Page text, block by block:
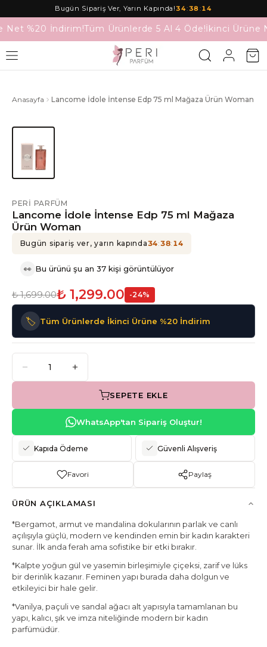
Bugün Sipariş Ver, Yarın Kapında!34:38:14
Net %20 İndirim!Tüm Ürünlerde 5 Al 4 Öde!İkinci Ürüne
Anasayfa Lancome İdole İntense Edp 75 ml Mağaza Ürün Woman
PERI PARFÜM
Lancome İdole İntense Edp 75 ml Mağaza
Ürün Woman
Bugün sipariş ver, yarın kapında34:38: 14
👀 Bu ürünü şu an 37 kişi görüntülüyor
₺ 1,699.00₺ 1,299.00 -24%
🏷️ Tüm Ürünlerde İkinci Ürüne %20 İndirim
SEPETE EKLE
WhatsApp'tan Sipariş Oluştur!
Kapıda Ödeme Güvenli Alışveriş
Favori Paylaş
ÜRÜN AÇIKLAMASI
*Bergamot, armut ve mandalina dokularının parlak ve canlı
açılışıyla güçlü, modern ve kendinden emin bir kadın karakteri
sunar. İlk anda ferah ama sofistike bir etki bırakır.
*Kalpte yoğun gül ve yasemin birleşimiyle çiçeksi, zarif ve lüks
bir derinlik kazanır. Feminen yapı burada daha dolgun ve
etkileyici bir hale gelir.
*Vanilya, paçuli ve sandal ağacı alt yapısıyla tamamlanan bu
yapı, kalıcı, şık ve imza niteliğinde modern bir kadın
parfümüdür.